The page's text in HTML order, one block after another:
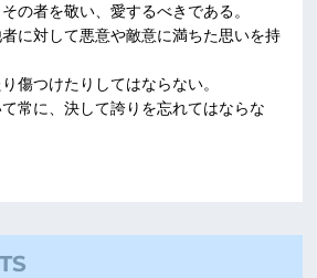
の者を敬い、愛するべきである。
に対して悪意や敵意に満ちた思いを持
傷つけたりしてはならない。
常に、決して誇りを忘れてはならな